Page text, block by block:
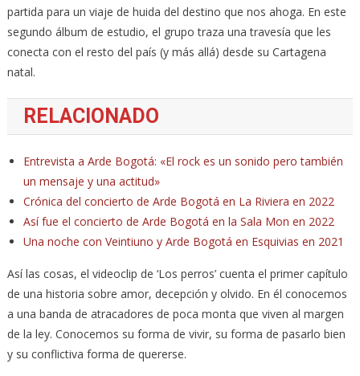
partida para un viaje de huida del destino que nos ahoga. En este
segundo álbum de estudio, el grupo traza una travesía que les
conecta con el resto del país (y más allá) desde su Cartagena
natal.
RELACIONADO
Entrevista a Arde Bogotá: «El rock es un sonido pero también
un mensaje y una actitud»
Crónica del concierto de Arde Bogotá en La Riviera en 2022
Así fue el concierto de Arde Bogotá en la Sala Mon en 2022
Una noche con Veintiuno y Arde Bogotá en Esquivias en 2021
Así las cosas, el videoclip de ‘Los perros’ cuenta el primer capítulo
de una historia sobre amor, decepción y olvido. En él conocemos
a una banda de atracadores de poca monta que viven al margen
de la ley. Conocemos su forma de vivir, su forma de pasarlo bien
y su conflictiva forma de quererse.